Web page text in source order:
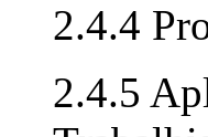
2.4.4
2.4.5